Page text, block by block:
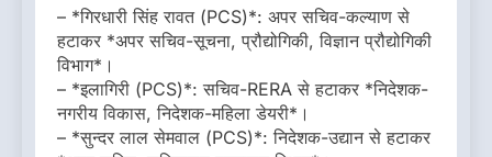
– *गिरधारी सिंह रावत (PCS)*: अपर सचिव-कल्याण से
हटाकर *अपर सचिव-सूचना, प्रौद्योगिकी, विज्ञान प्रौद्योगिकी
विभाग*।
– *इलागिरी (PCS)*: सचिव-RERA से हटाकर *निदेशक-
नगरीय विकास, निदेशक-महिला डेयरी*।
– *सुन्दर लाल सेमवाल (PCS)*: निदेशक-उद्यान से हटाकर